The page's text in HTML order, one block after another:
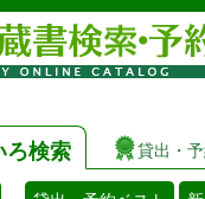
ろ検索 貸出・